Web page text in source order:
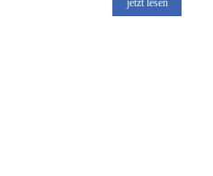
jetzt lesen